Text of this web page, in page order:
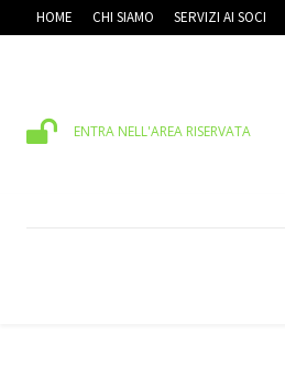
HOME CHI SIAMO SERVIZI AI SOCI
ENTRA NELL'AREA RISERVATA